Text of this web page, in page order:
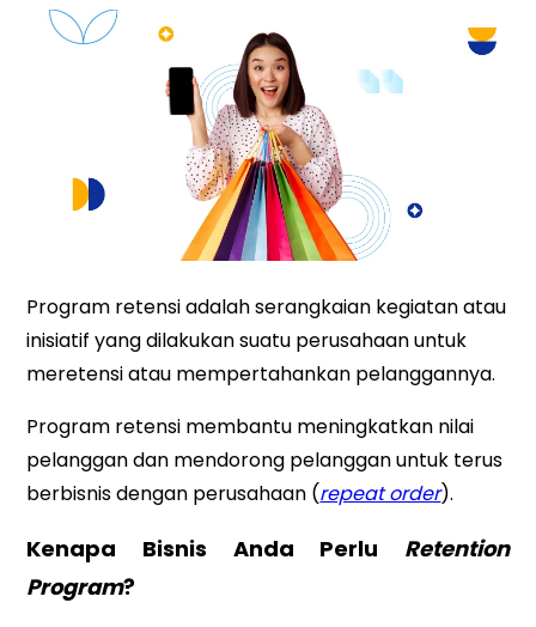
Program retensi adalah serangkaian kegiatan atau
inisiatif yang dilakukan suatu perusahaan untuk
meretensi atau mempertahankan pelanggannya.
Program retensi membantu meningkatkan nilai
pelanggan dan mendorong pelanggan untuk terus
berbisnis dengan perusahaan (repeat order).
Kenapa Bisnis Anda Perlu Retention
Program?